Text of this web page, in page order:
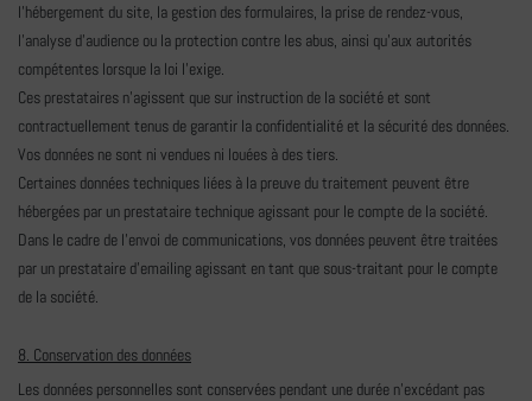
l'hébergement du site, la gestion des formulaires, la prise de rendez-vous,
l'analyse d'audience ou la protection contre les abus, ainsi qu'aux autorités
compétentes lorsque la loi l'exige.
Ces prestataires n'agissent que sur instruction de la société et sont
contractuellement tenus de garantir la confidentialité et la sécurité des données.
Vos données ne sont ni vendues ni louées à des tiers.
Certaines données techniques liées à la preuve du traitement peuvent être
hébergées par un prestataire technique agissant pour le compte de la société.
Dans le cadre de l'envoi de communications, vos données peuvent être traitées
par un prestataire d'emailing agissant en tant que sous-traitant pour le compte
de la société.
8. Conservation des données
Les données personnelles sont conservées pendant une durée n'excédant pas